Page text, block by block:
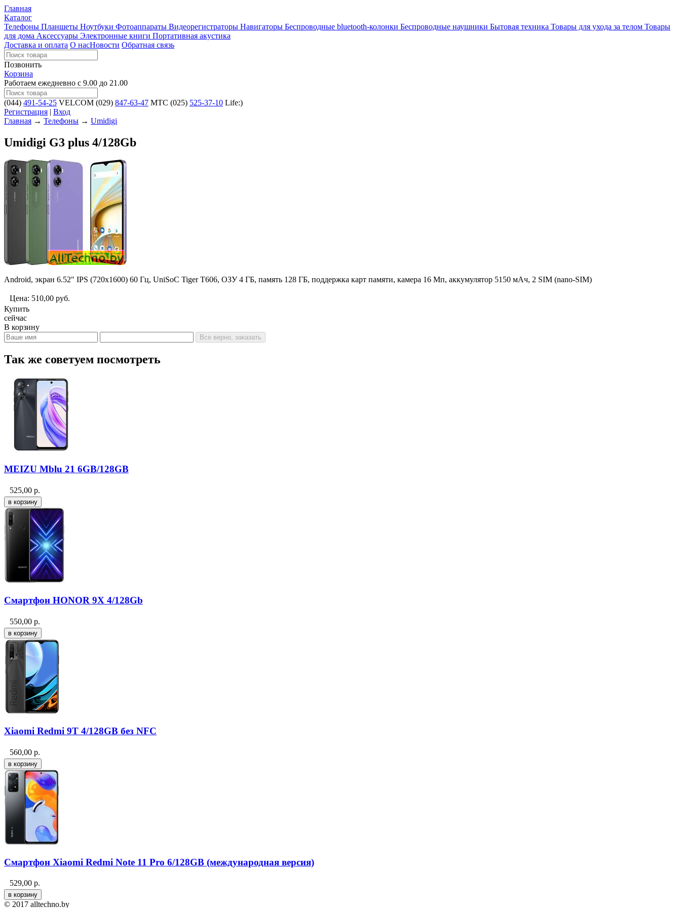
Главная
Каталог
Телефоны Планшеты Ноутбуки Фотоаппараты Видеорегистраторы Навигаторы Беспроводные bluetooth-колонки Беспроводные наушники Бытовая техника Товары для ухода за телом Товары
для дома Аксессуары Электронные книги Портативная акустика
Доставка и оплата О насНовости Обратная связь
Позвонить
Корзина
Работаем ежедневно с 9.00 до 21.00
(044) 491-54-25 VELCOM (029) 847-63-47 MTC (025) 525-37-10 Life:)
Регистрация | Вход
Главная → Телефоны → Umidigi
Umidigi G3 plus 4/128Gb
Android, экран 6.52" IPS (720x1600) 60 Гц, UniSoC Tiger T606, ОЗУ 4 ГБ, память 128 ГБ, поддержка карт памяти, камера 16 Мп, аккумулятор 5150 мАч, 2 SIM (nano-SIM)
Цена: 510,00 руб.
Купить
сейчас
В корзину
Все верно, заказать
Так же советуем посмотреть
MEIZU Mblu 21 6GB/128GB
525,00 р.
Смартфон HONOR 9X 4/128Gb
550,00 р.
Xiaomi Redmi 9T 4/128GB без NFC
560,00 р.
Смартфон Xiaomi Redmi Note 11 Pro 6/128GB (международная версия)
529,00 р.
© 2017 alltechno.by